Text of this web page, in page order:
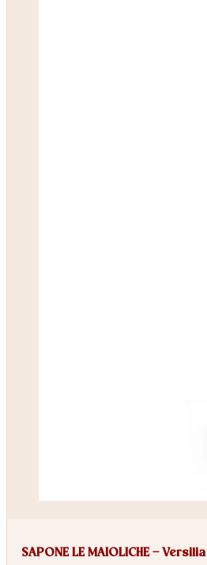
SAPONE LE MAIOLICHE – Versilia